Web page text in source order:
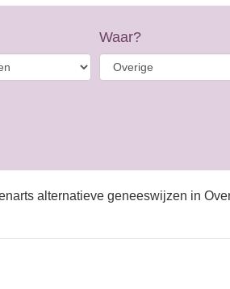
Waar?
alternatieve geneeswijzen in